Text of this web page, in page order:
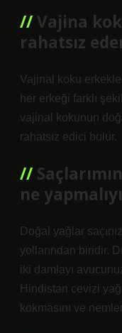
Vajina
rahatsız
Vajinal koku
her erkeği farklı
vajinal kokunun
rahatsız edici bulur.
ne
Doğal yağlar
yollarından biridir.
iki damlayı
Hindistan cevizi
kokmasını ve